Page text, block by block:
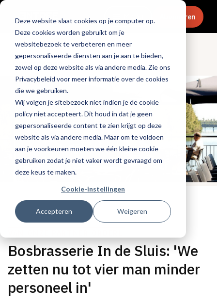
Deze website slaat cookies op je computer op.
Deze cookies worden gebruikt om je
websitebezoek te verbeteren en meer
gepersonaliseerde diensten aan je aan te bieden,
zowel op deze website als via andere media. Zie ons
Privacybeleid voor meer informatie over de cookies
die we gebruiken.
Wij volgen je sitebezoek niet indien je de cookie
policy niet accepteert. Dit houd in dat je geen
gepersonaliseerde content te zien krijgt op deze
website als via andere media. Maar om te voldoen
aan je voorkeuren moeten we één kleine cookie
gebruiken zodat je niet vaker wordt gevraagd om
deze keus te maken.
Cookie-instellingen
Accepteren Weigeren
Menu Abonneren
Ondernemen
Tags:promotioneel,digitalisering
Gepubliceerd op: 6 april 2022
Bosbrasserie In de Sluis: 'We
zetten nu tot vier man minder
personeel in'